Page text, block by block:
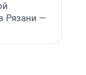
Рязани —